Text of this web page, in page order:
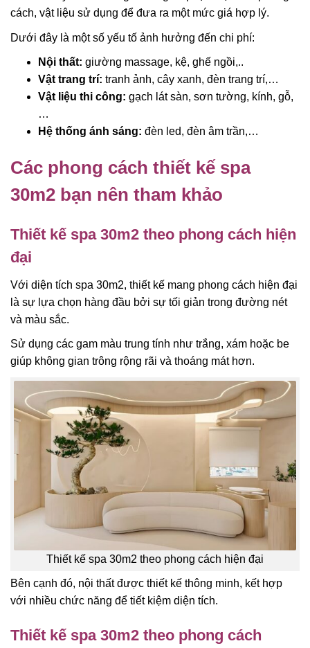
cách, vật liệu sử dụng để đưa ra một mức giá hợp lý.
Dưới đây là một số yếu tố ảnh hưởng đến chi phí:
Nội thất: giường massage, kệ, ghế ngồi,..
Vật trang trí: tranh ảnh, cây xanh, đèn trang trí,…
Vật liệu thi công: gạch lát sàn, sơn tường, kính, gỗ,
…
Hệ thống ánh sáng: đèn led, đèn âm trần,…
Các phong cách thiết kế spa
30m2 bạn nên tham khảo
Thiết kế spa 30m2 theo phong cách hiện
đại
Với diện tích spa 30m2, thiết kế mang phong cách hiện đại
là sự lựa chọn hàng đầu bởi sự tối giản trong đường nét
và màu sắc.
Sử dụng các gam màu trung tính như trắng, xám hoặc be
giúp không gian trông rộng rãi và thoáng mát hơn.
Thiết kế spa 30m2 theo phong cách hiện đại
Bên cạnh đó, nội thất được thiết kế thông minh, kết hợp
với nhiều chức năng để tiết kiệm diện tích.
Thiết kế spa 30m2 theo phong cách